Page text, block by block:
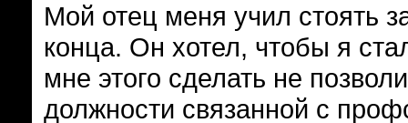
Мой отец меня учил стоять
конца. Он хотел, чтобы я
мне этого сделать не
должности связанной с